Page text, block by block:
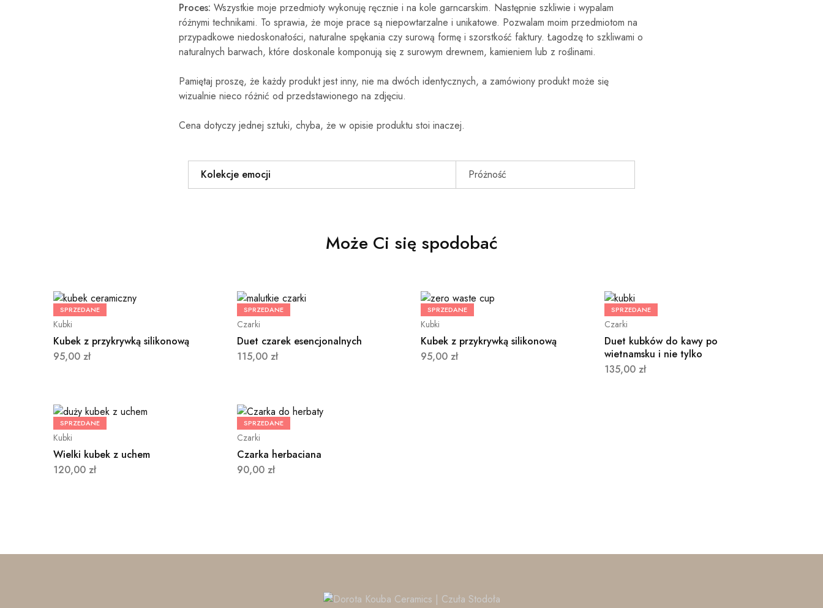
Proces: Wszystkie moje przedmioty wykonuję ręcznie i na kole garncarskim. Następnie szkliwie i wypalam
różnymi technikami. To sprawia, że moje prace są niepowtarzalne i unikatowe. Pozwalam moim przedmiotom na
przypadkowe niedoskonałości, naturalne spękania czy surową formę i szorstkość faktury. Łagodzę to szkliwami o
naturalnych barwach, które doskonale komponują się z surowym drewnem, kamieniem lub z roślinami.
Pamiętaj proszę, że każdy produkt jest inny, nie ma dwóch identycznych, a zamówiony produkt może się
wizualnie nieco różnić od przedstawionego na zdjęciu.
Cena dotyczy jednej sztuki, chyba, że w opisie produktu stoi inaczej.
Kolekcje emocji Próżność
Może Ci się spodobać
SPRZEDANE
Kubki
Kubek z przykrywką silikonową
95,00 zł
SPRZEDANE
Czarki
Duet czarek esencjonalnych
115,00 zł
SPRZEDANE
Kubki
Kubek z przykrywką silikonową
95,00 zł
SPRZEDANE
Czarki
Duet kubków do kawy po
wietnamsku i nie tylko
135,00 zł
SPRZEDANE
Kubki
Wielki kubek z uchem
120,00 zł
SPRZEDANE
Czarki
Czarka herbaciana
90,00 zł